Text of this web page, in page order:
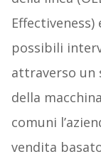
possibili
attraverso un
della
comuni
vendita